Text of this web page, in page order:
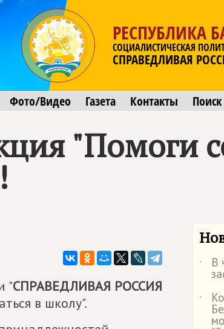
РЕСПУБЛИКА
СОЦИАЛИСТИЧЕСКАЯ
СПРАВЕДЛИВАЯ
Фото/Видео Газета Контакты Поиск
"Помоги
"СПРАВЕДЛИВАЯ РОССИЯ
в школу".
˙ В
˙